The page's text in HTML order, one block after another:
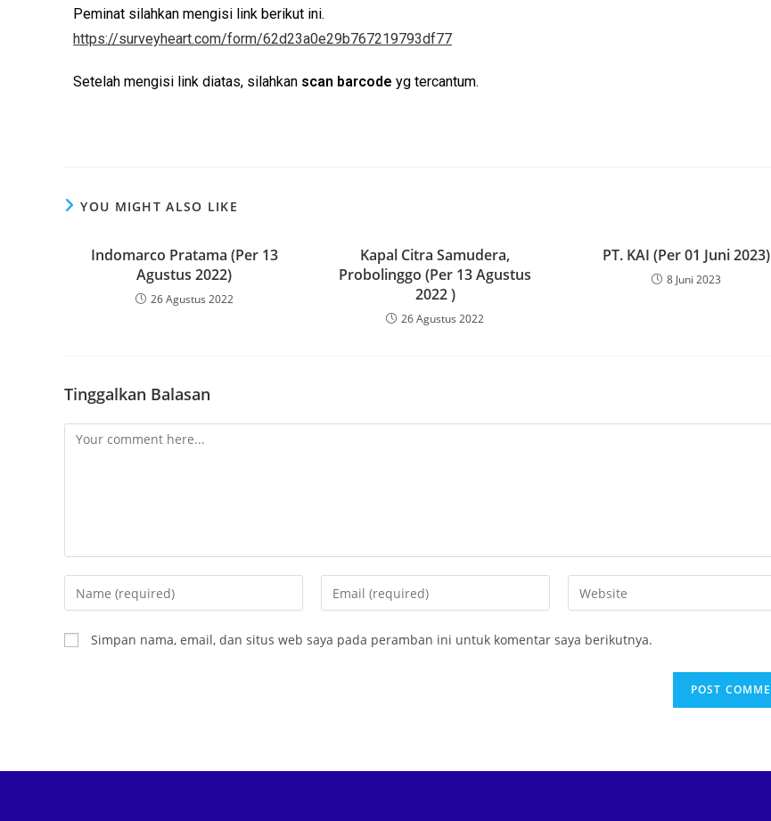
Peminat silahkan mengisi link berikut ini.
https://surveyheart.com/form/62d23a0e29b767219793df77
Setelah mengisi link diatas, silahkan scan barcode yg tercantum.
YOU MIGHT ALSO LIKE
Indomarco Pratama (Per 13
Agustus 2022)
26 Agustus 2022
Kapal Citra Samudera,
Probolinggo (Per 13 Agustus
2022 )
26 Agustus 2022
PT. KAI (Per 01 Juni 2023)
8 Juni 2023
Tinggalkan Balasan
Simpan nama, email, dan situs web saya pada peramban ini untuk komentar saya berikutnya.